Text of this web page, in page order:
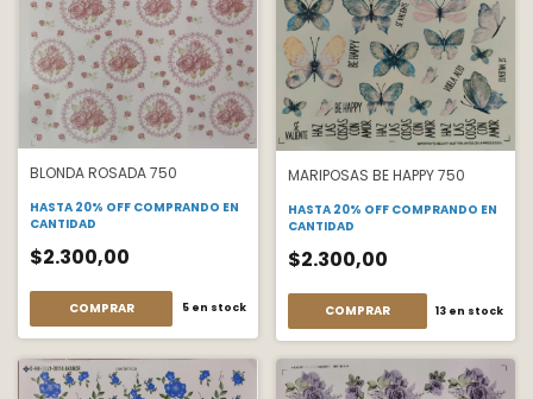
BLONDA ROSADA 750
HASTA 20% OFF COMPRANDO EN
CANTIDAD
$2.300,00
COMPRAR 5en stock
MARIPOSAS BE HAPPY 750
HASTA 20% OFF COMPRANDO EN
CANTIDAD
$2.300,00
COMPRAR 13 en stock